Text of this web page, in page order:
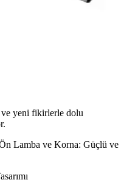
ve yeni fikirlerle dolu
Lamba ve Korna: Güçlü ve